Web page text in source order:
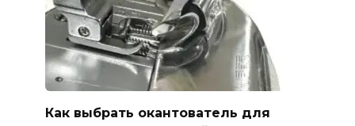
Как выбрать окантователь для